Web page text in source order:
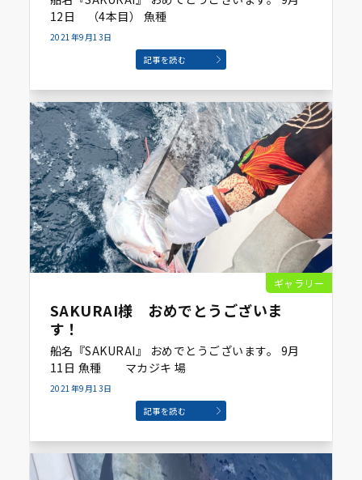
12日 （4本目） 魚種
2021年9月13日
記事を読む
ギャラリー
SAKURAI様 おめでとうございま
す！
船名『SAKURAI』 おめでとうございます。 9月
11日 魚種 マカジキ 場
2021年9月13日
記事を読む